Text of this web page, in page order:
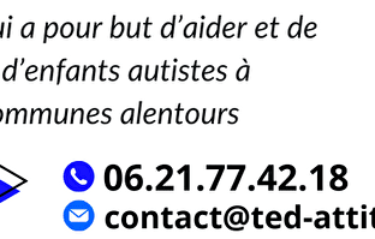
Exporter les lignes sélectionnées
Exporter toutes les colonnes
Exporter uniquement les colonnes
Menu
>
L'association